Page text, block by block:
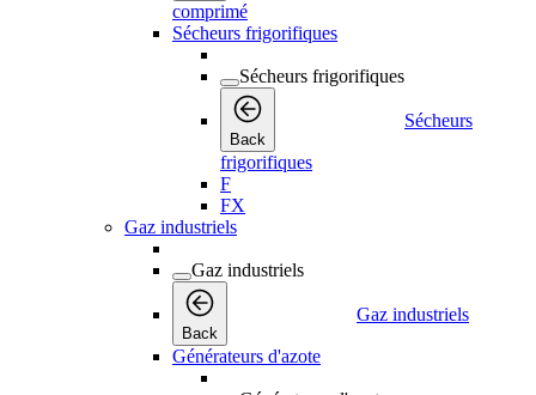
comprimé
Sécheurs frigorifiques
Sécheurs frigorifiques
Back
Sécheurs
frigorifiques
F
FX
Gaz industriels
Gaz industriels
Back
Gaz industriels
Générateurs d'azote